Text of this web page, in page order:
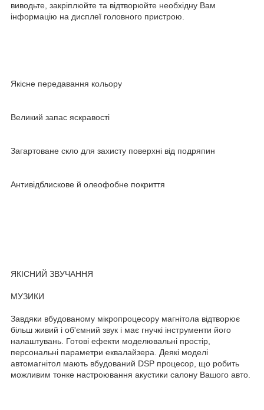
виводьте, закріплюйте та відтворюйте необхідну Вам
інформацію на дисплеї головного пристрою.
Якісне передавання кольору
Великий запас яскравості
Загартоване скло для захисту поверхні від подряпин
Антивідблискове й олеофобне покриття
ЯКІСНИЙ ЗВУЧАННЯ
МУЗИКИ
Завдяки вбудованому мікропроцесору магнітола відтворює
більш живий і об'ємний звук і має гнучкі інструменти його
налаштувань. Готові ефекти моделювальні простір,
персональні параметри еквалайзера. Деякі моделі
автомагнітол мають вбудований DSP процесор, що робить
можливим тонке настроювання акустики салону Вашого авто.